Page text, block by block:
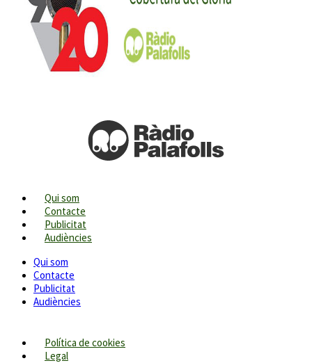
Qui som
Contacte
Publicitat
Audiències
Qui som
Contacte
Publicitat
Audiències
Política de cookies
Legal